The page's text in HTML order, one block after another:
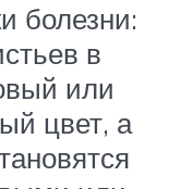
болезни:
в
или
цвет, а